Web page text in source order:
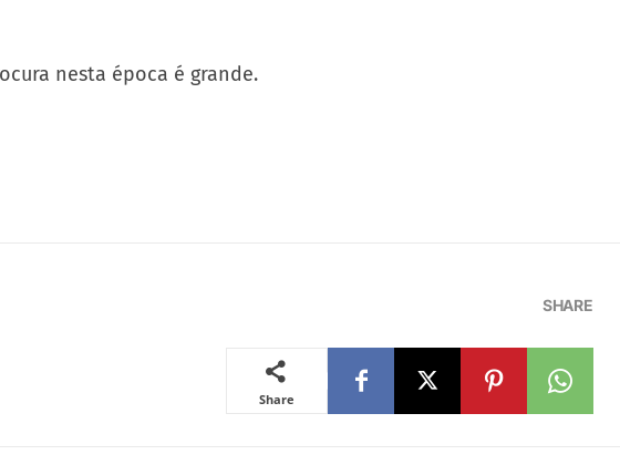
Next article
NO CARNAVAL, CUIDADO COM O GOLPE DA TROCA DE